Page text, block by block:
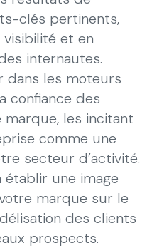
clés pertinents,
et en
internautes.
dans les moteurs
confiance des
les incitant
comme une
secteur d’activité.
établir une image
marque sur le
des clients
prospects.